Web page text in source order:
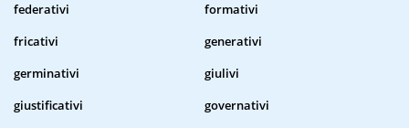
federativi
formativi
fricativi
generativi
germinativi
giulivi
giustificativi
governativi